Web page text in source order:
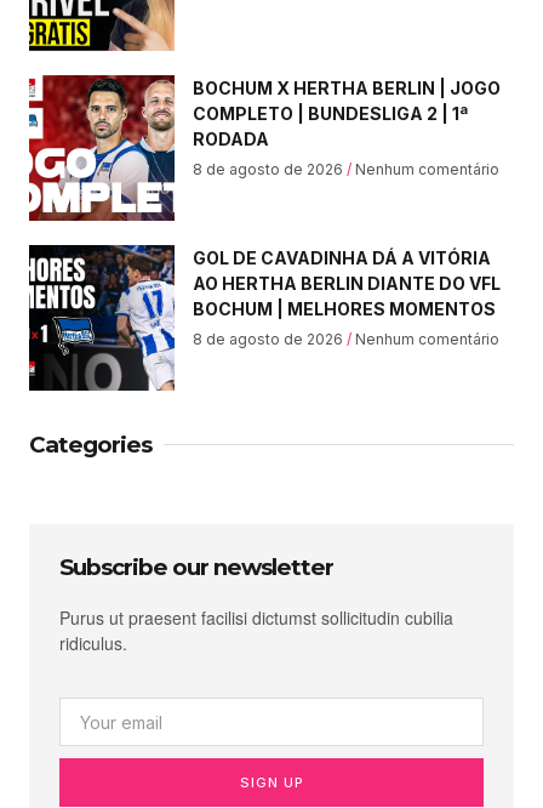
BOCHUM X HERTHA BERLIN | JOGO
COMPLETO | BUNDESLIGA 2 | 1ª
RODADA
8 de agosto de 2026 Nenhum comentário
GOL DE CAVADINHA DÁ A VITÓRIA
AO HERTHA BERLIN DIANTE DO VFL
BOCHUM | MELHORES MOMENTOS
8 de agosto de 2026 Nenhum comentário
Categories
Subscribe our newsletter
Purus ut praesent facilisi dictumst sollicitudin cubilia
ridiculus.
SIGN UP